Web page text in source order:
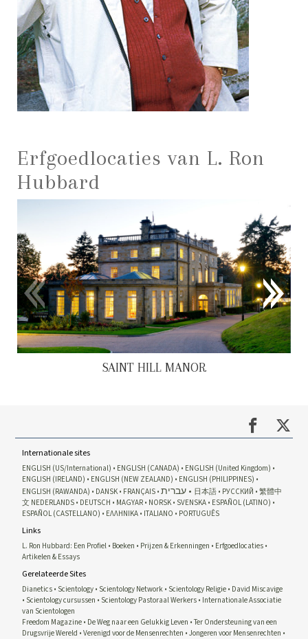
Erfgoedlocaties van L. Ron
Hubbard
SAINT HILL MANOR
Internationale sites
ENGLISH (US/International) ENGLISH (CANADA)
ENGLISH (United Kingdom)
ENGLISH (IRELAND)
ENGLISH (NEW ZEALAND)
ENGLISH (PHILIPPINES)
ENGLISH (RAWANDA)
DANSK FRANÇAIS עברית 日本語 РУССКИЙ
繁體中
文 NEDERLANDS DEUTSCH MAGYAR NORSK SVENSKA ESPAÑOL (LATINO)
ESPAÑOL (CASTELLANO)
ΕΛΛΗΝΙΚA ITALIANO PORTUGUÊS
Links
L. Ron Hubbard: Een Profiel Boeken Prijzen & Erkenningen
Erfgoedlocaties
Artikelen & Essays
Gerelateerde Sites
Dianetics Scientology Scientology Network Scientology Religie David Miscavige
Scientology cursussen
Scientology Pastoraal Werkers Internationale Associatie
van Scientologen
Freedom Magazine De Weg naar een Gelukkig Leven
Ter Ondersteuning van een
Drugsvrije Wereld
Verenigd voor de Mensenrechten
Jongeren voor Mensenrechten